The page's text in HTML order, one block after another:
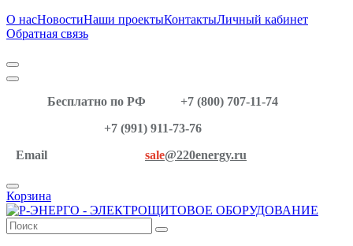
О насНовостиНаши проектыКонтактыЛичный кабинет
Обратная связь
Бесплатно по РФ
+7 (800) 707-11-74
+7 (991) 911-73-76
Email
sale@220energy.ru
Корзина